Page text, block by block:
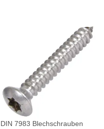
DIN 7983 Blechschrauben